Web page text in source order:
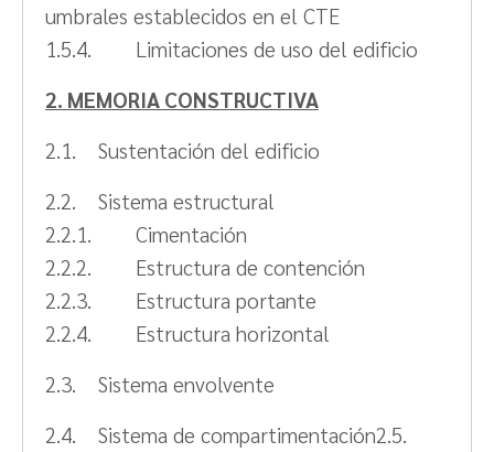
umbrales establecidos en el CTE
1.5.4. Limitaciones de uso del edificio
2. MEMORIA CONSTRUCTIVA
2.1. Sustentación del edificio
2.2. Sistema estructural
2.2.1. Cimentación
2.2.2. Estructura de contención
2.2.3. Estructura portante
2.2.4. Estructura horizontal
2.3. Sistema envolvente
2.4. Sistema de compartimentación2.5.